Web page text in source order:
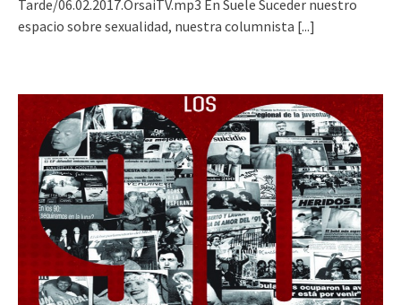
Tarde/06.02.2017.OrsaiTV.mp3 En Suele Suceder nuestro
espacio sobre sexualidad, nuestra columnista [...]